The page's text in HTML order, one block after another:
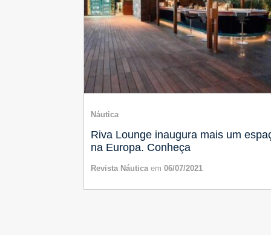
Náutica
Riva Lounge inaugura mais um
na Europa. Conheça
Revista Náuticaem 06/07/2021